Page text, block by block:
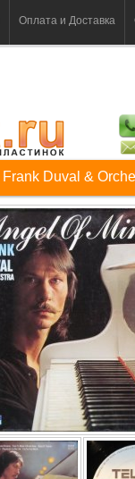
Оплата и Доставка
Frank Duval &